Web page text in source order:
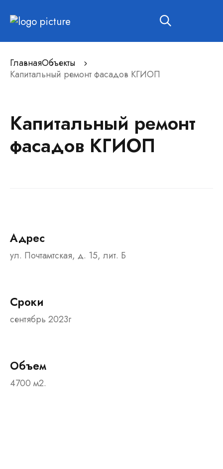
ГлавнаяОбъекты
Капитальный ремонт фасадов КГИОП
Капитальный ремонт
фасадов КГИОП
Адрес
ул. Почтамтская, д. 15, лит. Б
Сроки
сентябрь 2023г
Объем
4700 м2.